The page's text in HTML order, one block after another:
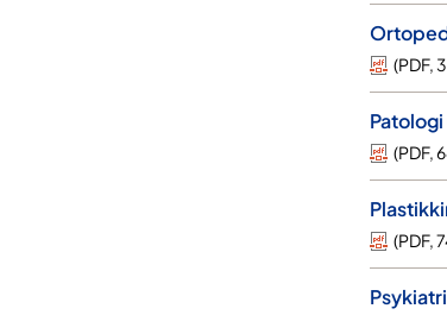
(PDF,
(PDF,
(PDF,